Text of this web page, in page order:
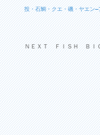
投・石鯛・クエ・磯・ヤエン
ＮＥＸＴ ＦＩＳＨ ＢＩ